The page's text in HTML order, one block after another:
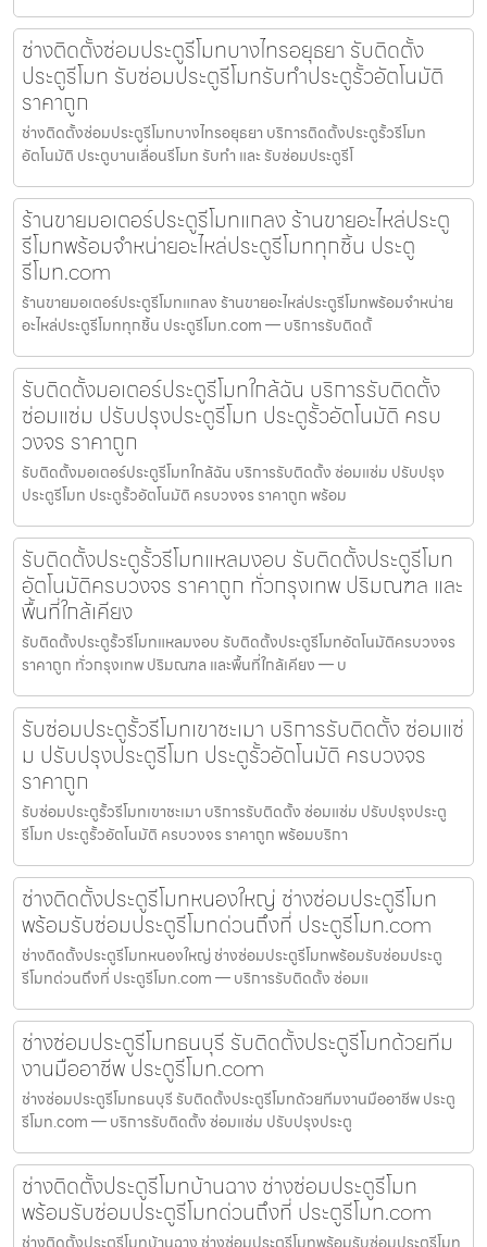
ช่างติดตั้งซ่อมประตูรีโมทบางไทรอยุธยา รับติดตั้ง
ประตูรีโมท รับซ่อมประตูรีโมทรับทำประตูรั้วอัตโนมัติ
ราคาถูก
ช่างติดตั้งซ่อมประตูรีโมทบางไทรอยุธยา บริการติดตั้งประตูรั้วรีโมท
อัตโนมัติ ประตูบานเลื่อนรีโมท รับทำ และ รับซ่อมประตูรีโ
ร้านขายมอเตอร์ประตูรีโมทแกลง ร้านขายอะไหล่ประตู
รีโมทพร้อมจำหน่ายอะไหล่ประตูรีโมททุกชิ้น ประตู
รีโมท.com
ร้านขายมอเตอร์ประตูรีโมทแกลง ร้านขายอะไหล่ประตูรีโมทพร้อมจำหน่าย
อะไหล่ประตูรีโมททุกชิ้น ประตูรีโมท.com — บริการรับติดตั้
รับติดตั้งมอเตอร์ประตูรีโมทใกล้ฉัน บริการรับติดตั้ง
ซ่อมแซ่ม ปรับปรุงประตูรีโมท ประตูรั้วอัตโนมัติ ครบ
วงจร ราคาถูก
รับติดตั้งมอเตอร์ประตูรีโมทใกล้ฉัน บริการรับติดตั้ง ซ่อมแซ่ม ปรับปรุง
ประตูรีโมท ประตูรั้วอัตโนมัติ ครบวงจร ราคาถูก พร้อม
รับติดตั้งประตูรั้วรีโมทแหลมงอบ รับติดตั้งประตูรีโมท
อัตโนมัติครบวงจร ราคาถูก ทั่วกรุงเทพ ปริมณฑล และ
พื้นที่ใกล้เคียง
รับติดตั้งประตูรั้วรีโมทแหลมงอบ รับติดตั้งประตูรีโมทอัตโนมัติครบวงจร
ราคาถูก ทั่วกรุงเทพ ปริมณฑล และพื้นที่ใกล้เคียง — บ
รับซ่อมประตูรั้วรีโมทเขาชะเมา บริการรับติดตั้ง ซ่อมแซ่
ม ปรับปรุงประตูรีโมท ประตูรั้วอัตโนมัติ ครบวงจร
ราคาถูก
รับซ่อมประตูรั้วรีโมทเขาชะเมา บริการรับติดตั้ง ซ่อมแซ่ม ปรับปรุงประตู
รีโมท ประตูรั้วอัตโนมัติ ครบวงจร ราคาถูก พร้อมบริกา
ช่างติดตั้งประตูรีโมทหนองใหญ่ ช่างซ่อมประตูรีโมท
พร้อมรับซ่อมประตูรีโมทด่วนถึงที่ ประตูรีโมท.com
ช่างติดตั้งประตูรีโมทหนองใหญ่ ช่างซ่อมประตูรีโมทพร้อมรับซ่อมประตู
รีโมทด่วนถึงที่ ประตูรีโมท.com — บริการรับติดตั้ง ซ่อมแ
ช่างซ่อมประตูรีโมทธนบุรี รับติดตั้งประตูรีโมทด้วยทีม
งานมืออาชีพ ประตูรีโมท.com
ช่างซ่อมประตูรีโมทธนบุรี รับติดตั้งประตูรีโมทด้วยทีมงานมืออาชีพ ประตู
รีโมท.com — บริการรับติดตั้ง ซ่อมแซ่ม ปรับปรุงประตู
ช่างติดตั้งประตูรีโมทบ้านฉาง ช่างซ่อมประตูรีโมท
พร้อมรับซ่อมประตูรีโมทด่วนถึงที่ ประตูรีโมท.com